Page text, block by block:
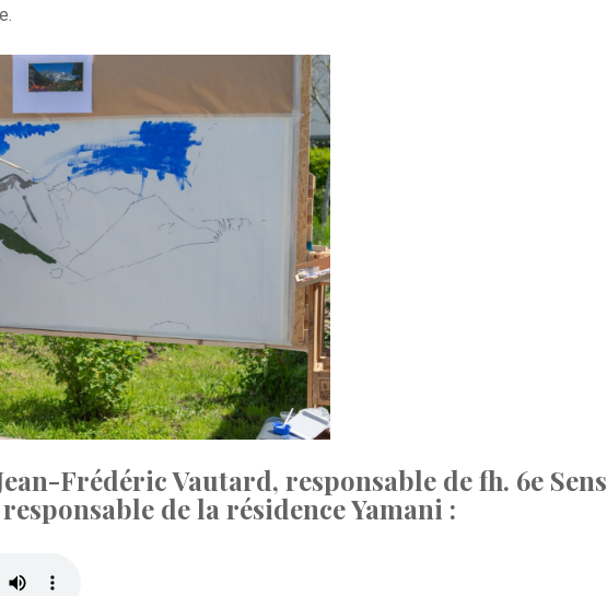
Frédéric Vautard, responsable de fh. 6e Sens
de la résidence Yamani :